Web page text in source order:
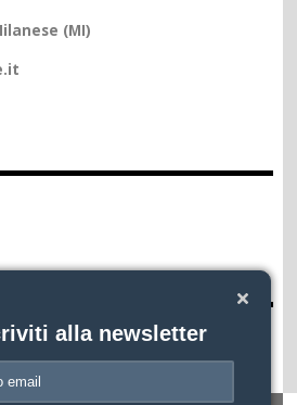
alla newsletter
(MI)